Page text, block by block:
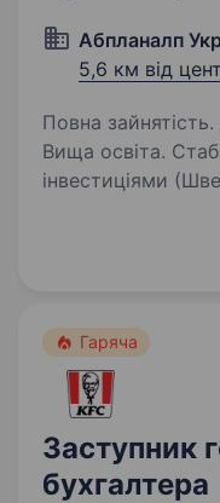
Абпланалп
5,6 км від
Повна
Вища освіта. Стабільній компанії з іноземними
інвестиціями
Гаряча
Заступник
бухгалтера